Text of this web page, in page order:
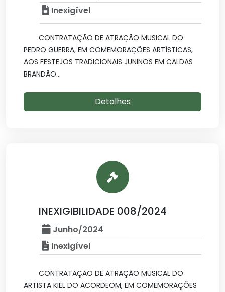
Inexigível
CONTRATAÇÃO DE ATRAÇÃO MUSICAL DO
PEDRO GUERRA, EM COMEMORAÇÕES ARTÍSTICAS,
AOS FESTEJOS TRADICIONAIS JUNINOS EM CALDAS
BRANDÃO...
Detalhes
INEXIGIBILIDADE 008/2024
Junho/2024
Inexigível
CONTRATAÇÃO DE ATRAÇÃO MUSICAL DO
ARTISTA KIEL DO ACORDEOM, EM COMEMORAÇÕES